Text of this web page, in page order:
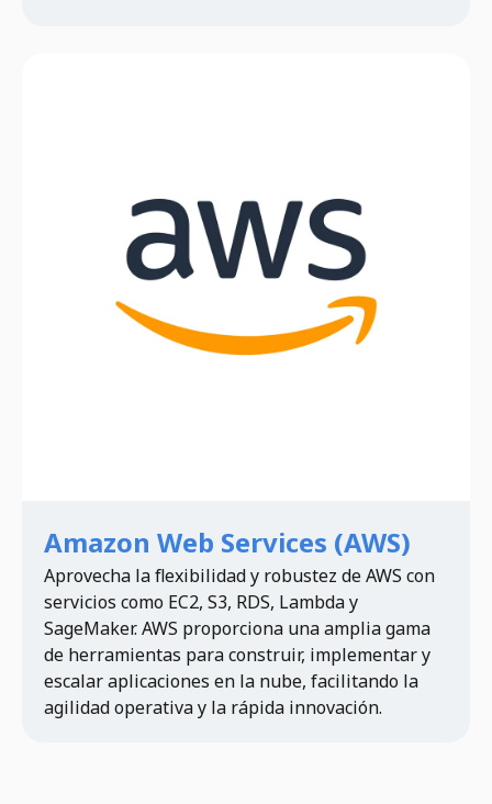
Amazon Web Services (AWS)
Aprovecha la flexibilidad y robustez de AWS con
servicios como EC2, S3, RDS, Lambda y
SageMaker. AWS proporciona una amplia gama
de herramientas para construir, implementar y
escalar aplicaciones en la nube, facilitando la
agilidad operativa y la rápida innovación.